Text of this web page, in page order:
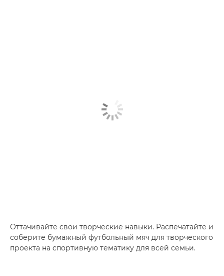
Оттачивайте свои творческие навыки. Распечатайте и
соберите бумажный футбольный мяч для творческого
проекта на спортивную тематику для всей семьи.